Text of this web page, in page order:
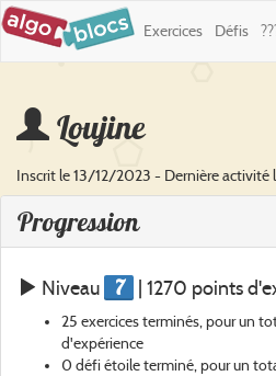
Exercices Défis
Loujine
Inscrit le 13/12/2023 - Dernière
Progression
Niveau 7 | 1270 points
25 exercices terminés, pour un
d'expérience
0 défi étoile terminé, pour un